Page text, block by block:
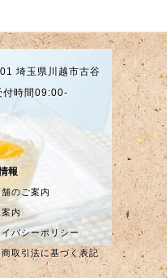
埼玉県川越市古谷
時間09:00-
報
のご案内
内
イバシーポリシー
商取引法に基づく表記